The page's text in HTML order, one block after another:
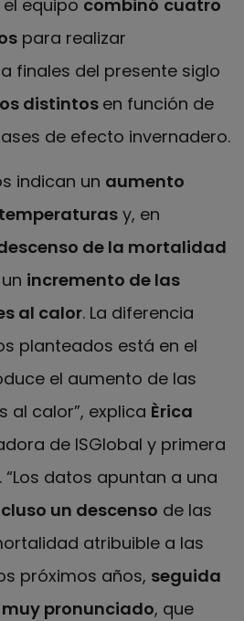
el equipo combinó cuatro
para realizar
finales del presente siglo
distintosen función de
de efecto invernadero.
indican un aumento
y, en
de la mortalidad
incremento de las
al calor. La diferencia
planteados está en el
el aumento de las
al calor”, explica Èrica
de ISGlobal y primera
datos apuntan a una
un descenso de las
atribuible a las
próximos años, seguida
pronunciado, que